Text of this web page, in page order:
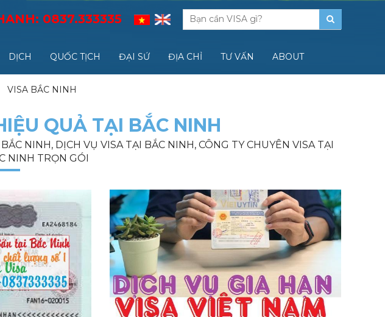
0837.333335
DỊCH QUỐC TỊCH ĐẠI SỨ ĐỊA CHỈ TƯ VẤN ABOUT
VISA BẮC NINH
QUẢ TẠI BẮC NINH
NINH, DỊCH VỤ VISA TẠI BẮC NINH, CÔNG TY CHUYÊN VISA TẠI
NINH TRỌN GÓI